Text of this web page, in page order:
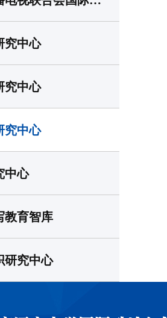
究中心
究中心
究中心
中心
教育智库
研究中心